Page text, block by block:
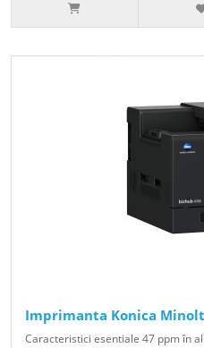
Imprimanta Konica
Caracteristici esentiale 47 ppm în